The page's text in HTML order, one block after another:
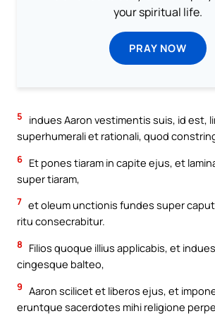
your spiritual life.
PRAY NOW
5
indues Aaron vestimentis suis, id est,
superhumerali et rationali, quod
6 Et pones tiaram in capite ejus, et
super tiaram,
7 et oleum unctionis fundes super
ritu consecrabitur.
8
Filios quoque illius applicabis, et
cingesque balteo,
9 Aaron scilicet et liberos ejus, et
eruntque sacerdotes mihi religione